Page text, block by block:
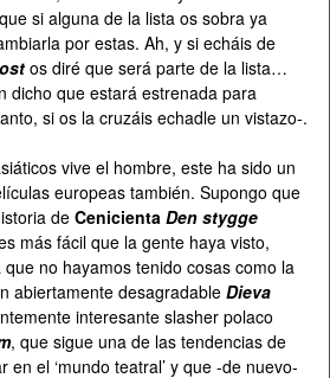
si alguna de la lista os sobra ya
por estas. Ah, y si echáis de
os diré que será parte de la lista…
dicho que estará estrenada para
si os la cruzáis echadle un vistazo-.
vive el hombre, este ha sido un
europeas también. Supongo que
de Cenicienta Den stygge
más fácil que la gente haya visto,
no hayamos tenido cosas como la
abiertamente desagradable Dieva
interesante slasher polaco
, que sigue una de las tendencias de
en el ‘mundo teatral’ y que -de nuevo-